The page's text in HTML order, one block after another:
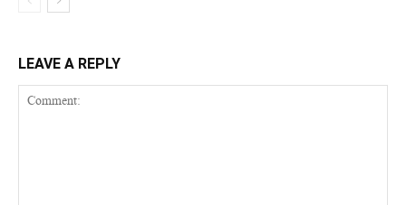
LEAVE A REPLY